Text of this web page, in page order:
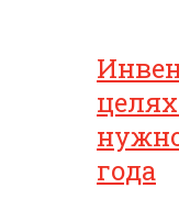
года